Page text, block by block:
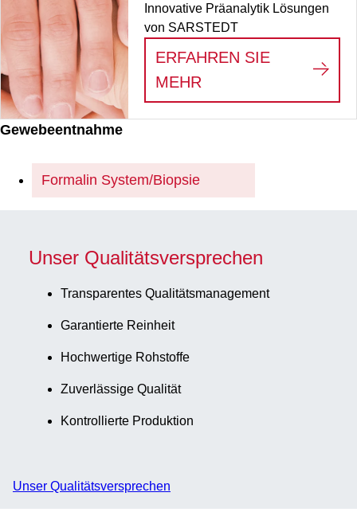
Gewebeentnahme
Formalin System/Biopsie
Innovative Präanalytik Lösungen
von SARSTEDT
ERFAHREN SIE
MEHR
Unser Qualitätsversprechen
Transparentes Qualitätsmanagement
Garantierte Reinheit
Hochwertige Rohstoffe
Zuverlässige Qualität
Kontrollierte Produktion
Unser Qualitätsversprechen